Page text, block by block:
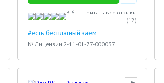
3.6
Читать все отзывы
(12)
#есть бесплатный заем
№ Лицензии 2-11-01-77-000037